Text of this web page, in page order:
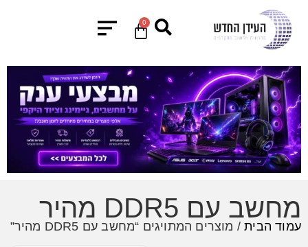
0
מחשב עם DDR5 מהיר
עמוד הבית/ מוצרים המתויגים “מחשב עם DDR5 מהיר”